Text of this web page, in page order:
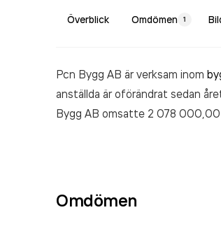
Överblick Omdömen 1
Pcn Bygg AB är verksam inom
anställda är oförändrat sedan
Bygg AB omsatte 2 078
Omdömen